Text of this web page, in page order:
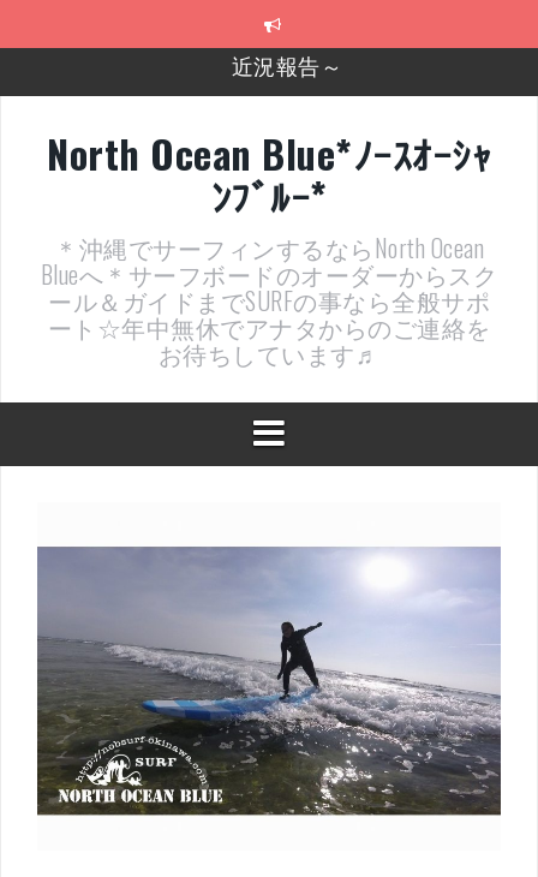
2026年明けました〜
近況報告ww
ヤッチマッターーーー！！！
支部長就任報告と支部予選・検定開催決定！
North Ocean Blue*ﾉｰｽｵｰｼｬ
ﾝﾌﾞﾙｰ*
＊沖縄でサーフィンするならNorth Ocean
Blueへ＊サーフボードのオーダーからスク
ール＆ガイドまでSURFの事なら全般サポ
ート☆年中無休でアナタからのご連絡を
お待ちしています♬